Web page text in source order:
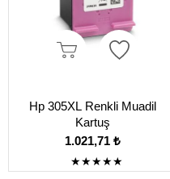
Hp 305XL Renkli Muadil
Kartuş
★★★★★
1.021,71 ₺